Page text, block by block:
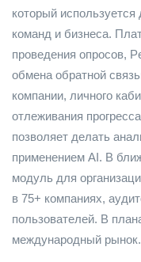
который
команд и бизнеса.
проведения опросов,
обмена обратной
компании, личного
отлеживания
позволяет делать
применением AI. В
модуль для
в 75+ компаниях,
пользователей. В
международный рынок.